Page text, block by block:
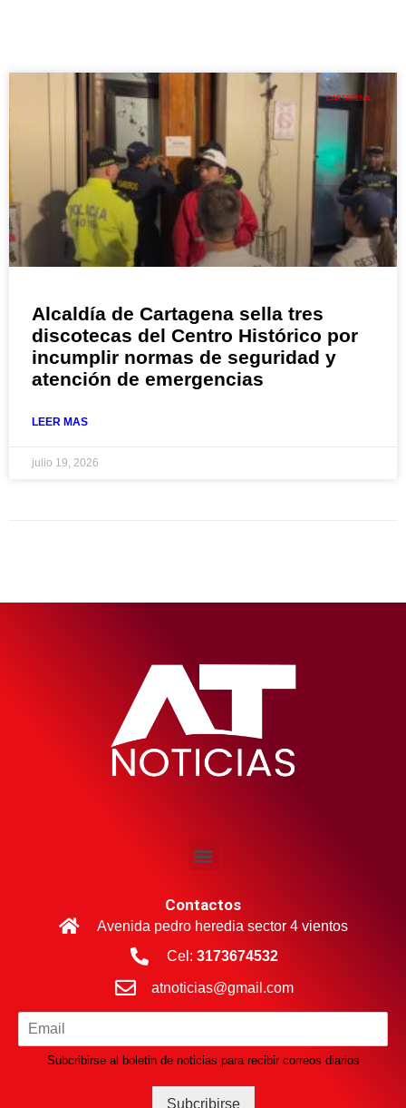
CARTAGENA
Alcaldía de Cartagena sella tres
discotecas del Centro Histórico por
incumplir normas de seguridad y
atención de emergencias
LEER MAS
julio 19, 2026
Contactos
Avenida pedro heredia sector 4 vientos
Cel: 3173674532
atnoticias@gmail.com
Subcribirse al boletin de noticias para recibir correos diarios
Subcribirse